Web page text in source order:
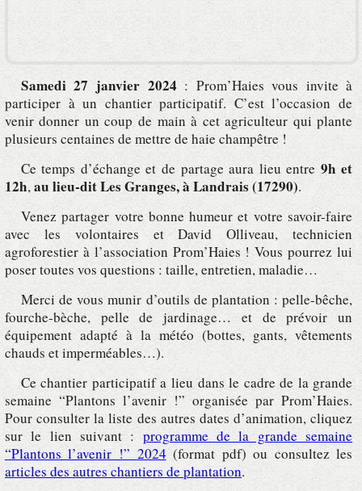
Samedi 27 janvier 2024: Prom’Haies vous invite à
participer à un chantier participatif. C’est l’occasion de
venir donner un coup de main à cet agriculteur qui plante
plusieurs centaines de mettre de haie champêtre !
Ce temps d’échange et de partage aura lieu entre 9h et
12h,au lieu-dit Les Granges, à Landrais (17290).
Venez partager votre bonne humeur et votre savoir-faire
avec les volontaires et David Olliveau, technicien
agroforestier à l’association Prom’Haies ! Vous pourrez lui
poser toutes vos questions : taille, entretien, maladie…
Merci de vous munir d’outils de plantation : pelle-bêche,
fourche-bèche, pelle de jardinage… et de prévoir un
équipement adapté à la météo (bottes, gants, vêtements
chauds et imperméables…).
Ce chantier participatif a lieu dans le cadre de la grande
semaine “Plantons l’avenir !” organisée par Prom’Haies.
Pour consulter la liste des autres dates d’animation, cliquez
sur le lien suivant : programme de la grande semaine
“Plantons l’avenir !” 2024(format pdf) ou consultez les
articles des autres chantiers de plantation.